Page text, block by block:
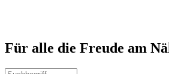
Für alle die Freude am